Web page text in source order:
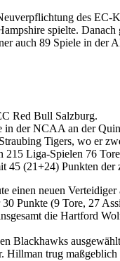
des EC-
spielte.
auch 89 Spiele in der
Red Bull Salzburg.
der NCAA an der
Tigers, wo er
215 Liga-Spielen 76
(21+24) Punkten der
einen neuen
Punkte (9 Tore, 27
die Hartford
trug